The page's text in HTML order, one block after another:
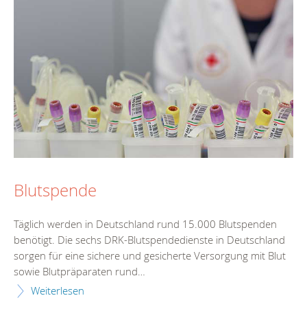
Blutspende
Täglich werden in Deutschland rund 15.000 Blutspenden
benötigt. Die sechs DRK-Blutspendedienste in Deutschland
sorgen für eine sichere und gesicherte Versorgung mit Blut
sowie Blutpräparaten rund…
Weiterlesen